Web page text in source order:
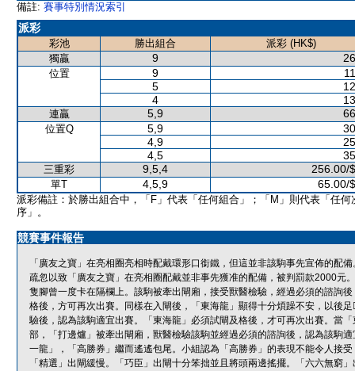
備註: 賽事特別情況索引
派彩
彩池 勝出組合
派彩 (HK$)
獨贏
9
位置 9
5
4
連贏 5,9
位置Q 5,9
4,9
4,5
三重彩 9,5,4 256.00/
單T 4,5,9 65.00/
派彩備註：於勝出組合中，「F」代表「任何組合」；「M」則代表「任何
序」。
競賽事件報告
「廣友之寶」在亮相圈亮相時配戴環形口銜鐵，但這並非該駒事先宣佈的配
疏忽以致「廣友之寶」在亮相圈配戴並非事先獲准的配備，被判罰款2000元
隻腳曾一度卡在隔欄上。該駒被牽出閘廂，接受獸醫檢驗，經過必須的諮詢
格後，方可再次出賽。同樣在入閘後，「東海龍」顯得十分煩躁不安，以後
驗後，認為該駒適宜出賽。「東海龍」必須試閘及格後，才可再次出賽。當
部，「打邊爐」被牽出閘廂，獸醫檢驗該駒並經過必須的諮詢後，認為該駒
一龍」，「高勝券」繼而遙遙包尾。小組認為「高勝券」的表現不能令人接
「精選」出閘緩慢。「巧臣」出閘十分笨拙並且將頭兩邊搖擺。「六六無窮